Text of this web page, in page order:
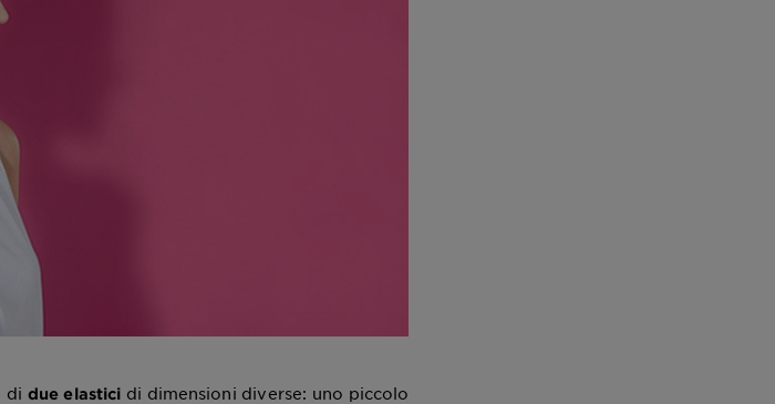
di due elastici di dimensioni diverse: uno piccolo